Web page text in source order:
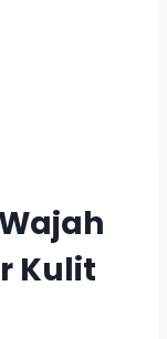
Kulit